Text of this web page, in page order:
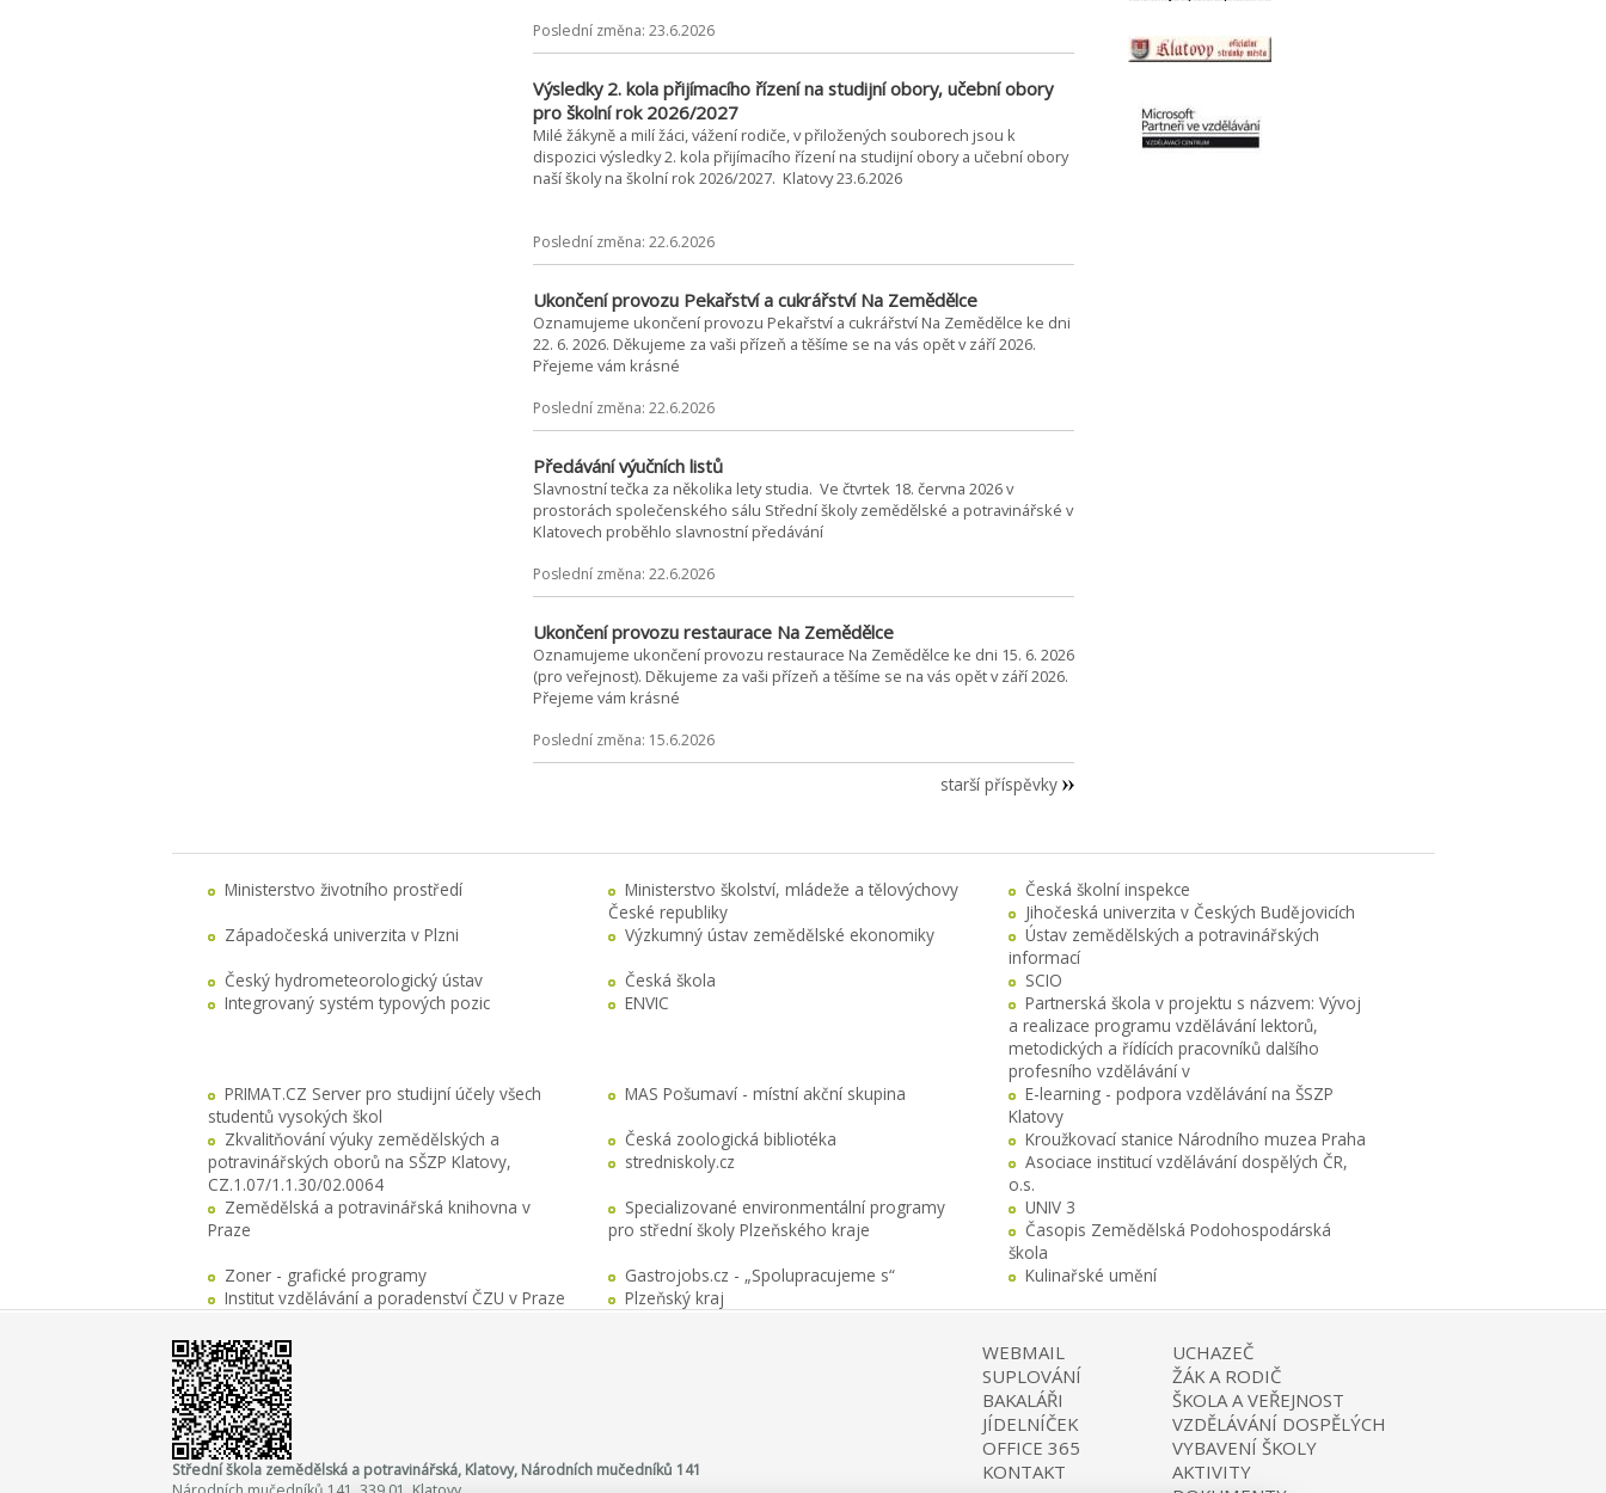
Poslední změna: 23.6.2026
Výsledky 2. kola přijímacího řízení na studijní obory, učební obory
pro školní rok 2026/2027
Milé žákyně a milí žáci, vážení rodiče, v přiložených souborech jsou k
dispozici výsledky 2. kola přijímacího řízení na studijní obory a učební obory
naší školy na školní rok 2026/2027. Klatovy 23.6.2026
Poslední změna: 22.6.2026
Ukončení provozu Pekařství a cukrářství Na Zemědělce
Oznamujeme ukončení provozu Pekařství a cukrářství Na Zemědělce ke dni
22. 6. 2026. Děkujeme za vaši přízeň a těšíme se na vás opět v září 2026.
Přejeme vám krásné
Poslední změna: 22.6.2026
Předávání výučních listů
Slavnostní tečka za několika lety studia. Ve čtvrtek 18. června 2026 v
prostorách společenského sálu Střední školy zemědělské a potravinářské v
Klatovech proběhlo slavnostní předávání
Poslední změna: 22.6.2026
Ukončení provozu restaurace Na Zemědělce
Oznamujeme ukončení provozu restaurace Na Zemědělce ke dni 15. 6. 2026
(pro veřejnost). Děkujeme za vaši přízeň a těšíme se na vás opět v září 2026.
Přejeme vám krásné
Poslední změna: 15.6.2026
starší příspěvky
Ministerstvo životního prostředí
Ministerstvo školství, mládeže a tělovýchovy
České republiky
Česká školní inspekce
Jihočeská univerzita v Českých Budějovicích
Západočeská univerzita v Plzni
Výzkumný ústav zemědělské ekonomiky
Ústav zemědělských a potravinářských
informací
Český hydrometeorologický ústav
Česká škola
SCIO
Integrovaný systém typových pozic
ENVIC
Partnerská škola v projektu s názvem: Vývoj
a realizace programu vzdělávání lektorů,
metodických a řídících pracovníků dalšího
profesního vzdělávání v
PRIMAT.CZ Server pro studijní účely všech
studentů vysokých škol
MAS Pošumaví - místní akční skupina
E-learning - podpora vzdělávání na ŠSZP
Klatovy
Zkvalitňování výuky zemědělských a
potravinářských oborů na SŠZP Klatovy,
CZ.1.07/1.1.30/02.0064
Česká zoologická bibliotéka
Kroužkovací stanice Národního muzea Praha
stredniskoly.cz
Asociace institucí vzdělávání dospělých ČR,
o.s.
Zemědělská a potravinářská knihovna v
Praze
Specializované environmentální programy
pro střední školy Plzeňského kraje
UNIV 3
Časopis Zemědělská Podohospodárská
škola
Zoner - grafické programy
Gastrojobs.cz - „Spolupracujeme s“
Kulinařské umění
Institut vzdělávání a poradenství ČZU v Praze
Plzeňský kraj
Střední škola zemědělská a potravinářská, Klatovy, Národních mučedníků 141
WEBMAIL
SUPLOVÁNÍ
BAKALÁŘI
JÍDELNÍČEK
OFFICE 365
KONTAKT
UCHAZEČ
ŽÁK A RODIČ
ŠKOLA A VEŘEJNOST
VZDĚLÁVÁNÍ DOSPĚLÝCH
VYBAVENÍ ŠKOLY
AKTIVITY